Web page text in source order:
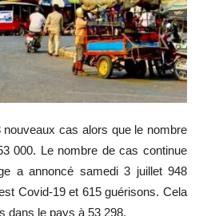
cas alors que le nombre
000. Le nombre de cas continue
a annoncé samedi 3 juillet 948
Covid-19 et 615 guérisons. Cela
dans le pays à 53 298.